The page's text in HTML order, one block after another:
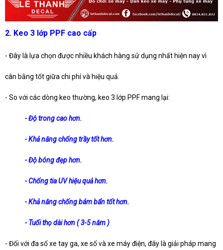
2. Keo 3 lớp PPF cao cấp
- Đây là lựa chọn được nhiều khách hàng sử dụng nhất hiện nay vì
cân bằng tốt giữa chi phí và hiệu quả.
- So với các dòng keo thường, keo 3 lớp PPF mang lại:
- Độ trong cao hơn.
- Khả năng chống trầy tốt hơn.
- Độ bóng đẹp hơn.
- Chống tia UV hiệu quả hơn.
- Khả năng chống bám bẩn tốt hơn.
- Tuổi thọ dài hơn ( 3-5 năm )
- Đối với đa số xe tay ga, xe số và xe máy điện, đây là giải pháp mang